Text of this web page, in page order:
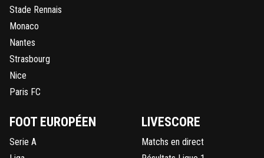
Stade Rennais
Monaco
Nantes
Strasbourg
Nice
Paris FC
FOOT EUROPÉEN
Serie A
LIVESCORE
Matchs en direct